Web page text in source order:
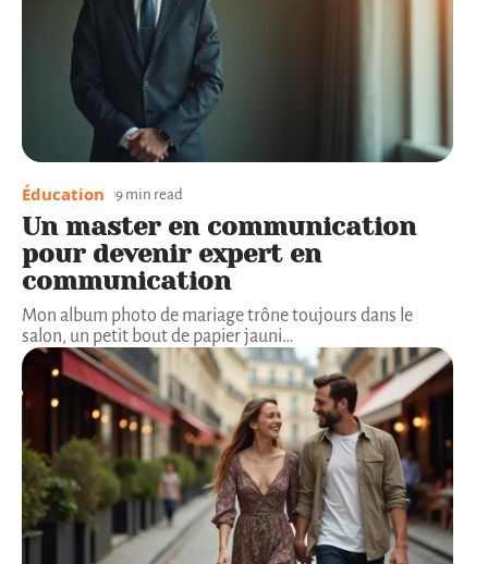
Éducation 9 min read
Un master en communication
pour devenir expert en
communication
Mon album photo de mariage trône toujours dans le
salon, un petit bout de papier jauni…